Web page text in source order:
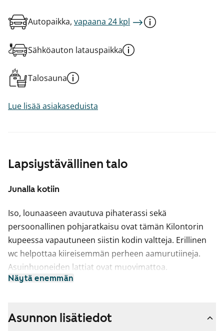
Lapsiystävällinen talo
Junalla kotiin
Iso, lounaaseen avautuva pihaterassi sekä
persoonallinen pohjaratkaisu ovat tämän Kilontorin
kupeessa vapautuneen siistin kodin valtteja. Erillinen
wc helpottaa kiireisemmän perheen aamurutiineja.
Asuinhuoneiden lattiat ovat muovimattoa.
Kylpyhuoneen lattiassa on kosteiden tilojen
Keittiössä on jää-pakastinkaappi ja pakastin.
Näytä enemmän
Autopaikka, vapaana 24 kpl
Sähköauton latauspaikka
Talosauna
Lue lisää asiakaseduista
Asunnon lisätiedot